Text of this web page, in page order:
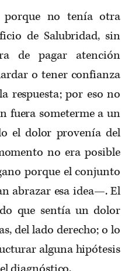
porque no tenía otra
de Salubridad, sin
de pagar atención
o tener confianza
respuesta; por eso no
fuera someterme a un
el dolor provenía del
no era posible
porque el conjunto
abrazar esa idea—. El
que sentía un dolor
del lado derecho; o lo
alguna hipótesis